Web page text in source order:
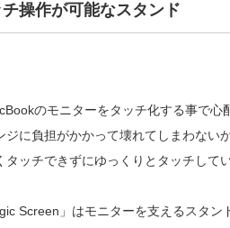
操作が可能なスタンド
のモニターをタッチ化する事で
に負担がかかって壊れてしまわない
タッチできずにゆっくりとタッチして
Screen」はモニターを支えるスタ